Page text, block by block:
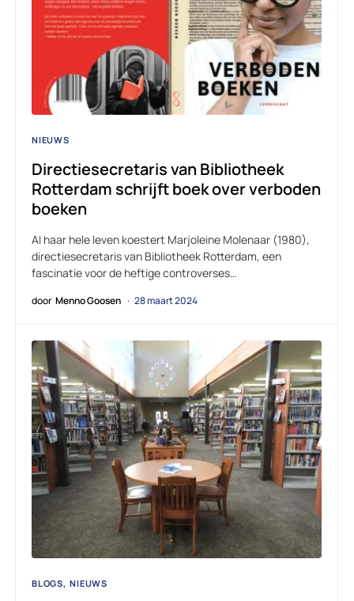
NIEUWS
Directiesecretaris van Bibliotheek
Rotterdam schrijft boek over verboden
boeken
Al haar hele leven koestert Marjoleine Molenaar (1980),
directiesecretaris van Bibliotheek Rotterdam, een
fascinatie voor de heftige controverses…
door Menno Goosen 28 maart 2024
BLOGS NIEUWS